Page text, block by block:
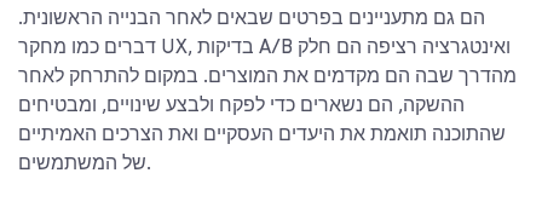
הם גם מתעניינים בפרטים שבאים לאחר הבנייה הראשונית.
דברים כמו מחקר UX, בדיקות A/B ואינטגרציה רציפה הם חלק
מהדרך שבה הם מקדמים את המוצרים. במקום להתרחק לאחר
ההשקה, הם נשארים כדי לפקח ולבצע שינויים, ומבטיחים
שהתוכנה תואמת את היעדים העסקיים ואת הצרכים האמיתיים
של המשתמשים.